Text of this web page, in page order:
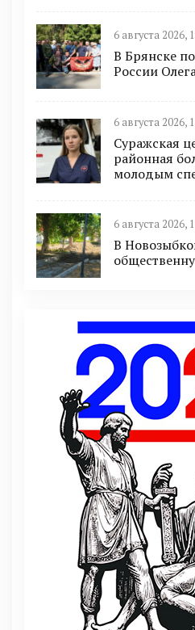
6 августа 2026,
В Брянске
России
6 августа 2026,
Суражская
районная
молодым
6 августа 2026,
В